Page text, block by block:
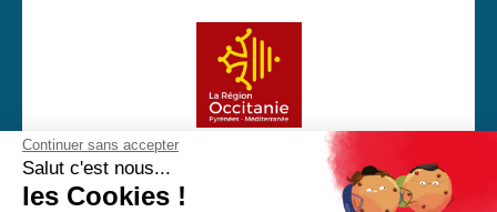
Continuer sans accepter
Salut c'est nous...
les Cookies !
Avec la participation financière de la Région Occitanie